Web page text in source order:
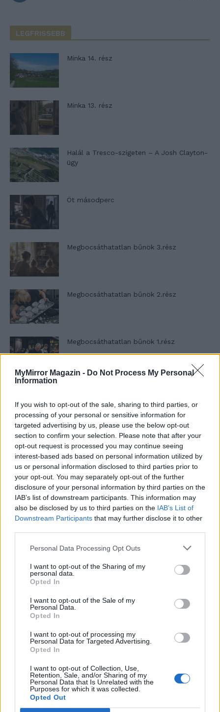
MyMirror Magazin - Do Not Process My Personal
Information
If you wish to opt-out of the sale, sharing to third parties, or
processing of your personal or sensitive information for
targeted advertising by us, please use the below opt-out
section to confirm your selection. Please note that after your
opt-out request is processed you may continue seeing
interest-based ads based on personal information utilized by
us or personal information disclosed to third parties prior to
your opt-out. You may separately opt-out of the further
disclosure of your personal information by third parties on the
IAB’s list of downstream participants. This information may
also be disclosed by us to third parties on the IAB’s List of
Downstream Participants that may further disclose it to other
Personal Data Processing Opt Outs
I want to opt-out of the Sharing of my
personal data.
Opted In
I want to opt-out of the Sale of my
Personal Data.
Opted In
I want to opt-out of processing my
Personal Data for Targeted Advertising.
Opted In
I want to opt-out of Collection, Use,
Retention, Sale, and/or Sharing of my
Personal Data that Is Unrelated with the
Purposes for which it was collected.
Opted Out
LEGFRISSEBB
Minka 14. rész
Minka 13. rész
Halál a Tresco-szigeten – A Josh Clayton-
ügy
Öt másodperc
Megbocsáthatatlan bűnök 3.rész
Megbocsáthatatlan bűnök 2.rész
Megbocsáthatatlan bűnök 1.rész
Minka 12. rész
Minka 11. rész
Pedig szóltam… – Miért nem hiszünk a
gyűjteménye
Elyna Robbs: Adéle és az örökölt árnyak
13. rész